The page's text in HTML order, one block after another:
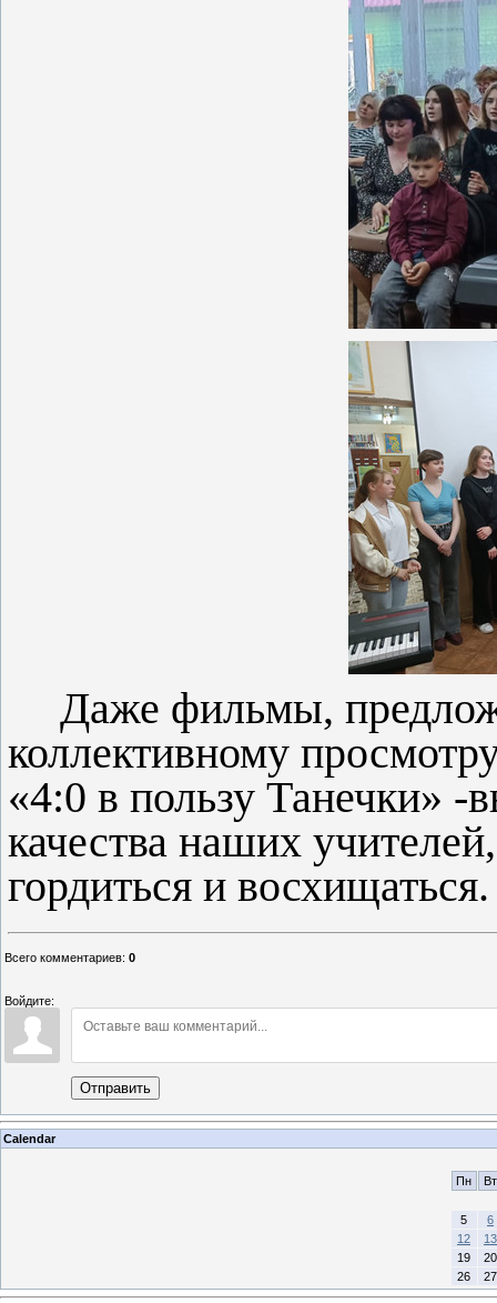
Даже фильмы,
коллективному
«4:0 в пользу Танечки»
качества наших
гордиться и восхищаться.
Всего комментариев: 0
Войдите:
Отправить
Calendar
Пн Вт
5
6
12
13
19
20
26
27